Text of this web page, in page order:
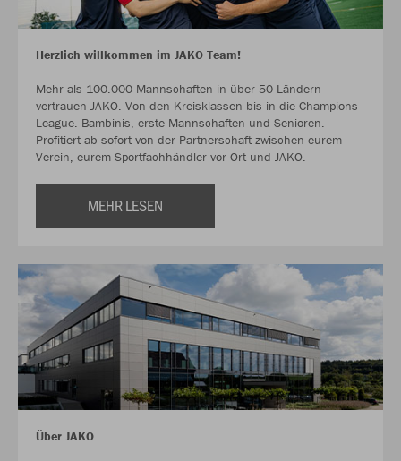
Herzlich willkommen im JAKO Team!
Mehr als 100.000 Mannschaften in über 50 Ländern
vertrauen JAKO. Von den Kreisklassen bis in die Champions
League. Bambinis, erste Mannschaften und Senioren.
Profitiert ab sofort von der Partnerschaft zwischen eurem
Verein, eurem Sportfachhändler vor Ort und JAKO.
MEHR LESEN
Über JAKO